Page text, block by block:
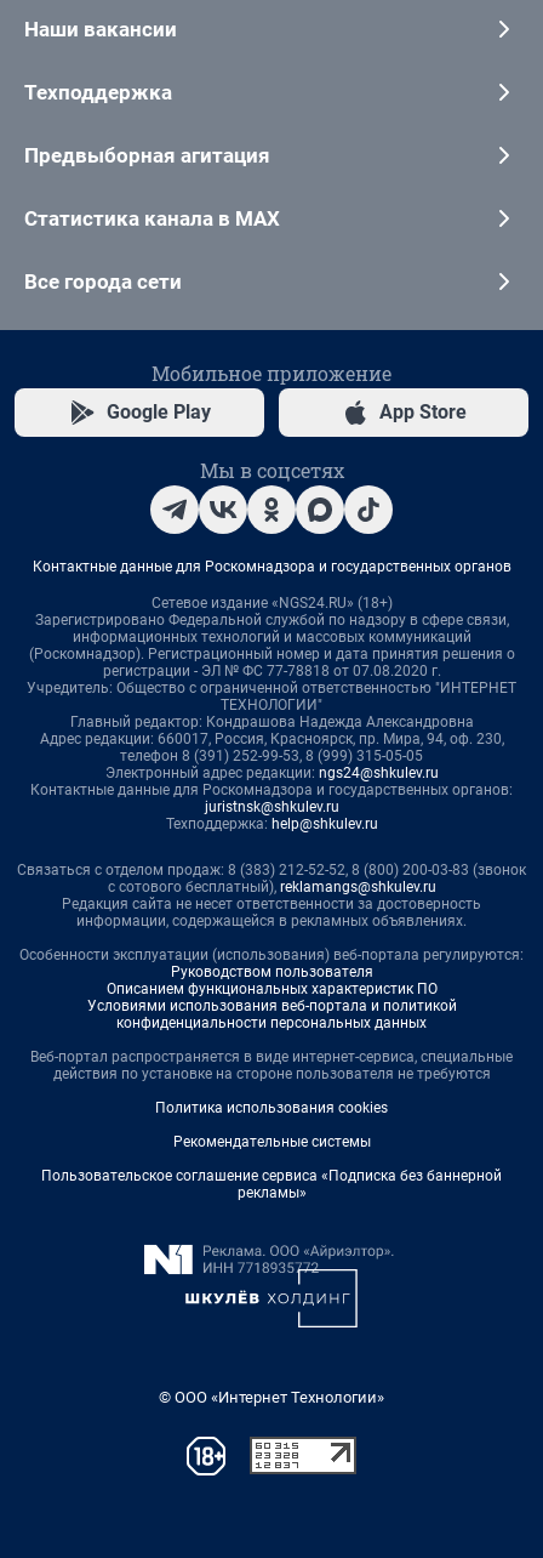
Наши вакансии
Техподдержка
Предвыборная агитация
Статистика канала в MAX
Все города сети
Мобильное приложение
Google Play App Store
Мы в соцсетях
Контактные данные для Роскомнадзора и государственных органов
Сетевое издание «NGS24.RU» (18+)
Зарегистрировано Федеральной службой по надзору в сфере связи,
информационных технологий и массовых коммуникаций
(Роскомнадзор). Регистрационный номер и дата принятия решения о
регистрации - ЭЛ № ФС 77-78818 от 07.08.2020 г.
Учредитель: Общество с ограниченной ответственностью "ИНТЕРНЕТ
ТЕХНОЛОГИИ"
Главный редактор: Кондрашова Надежда Александровна
Адрес редакции: 660017, Россия, Красноярск, пр. Мира, 94, оф. 230,
телефон 8 (391) 252-99-53, 8 (999) 315-05-05
Электронный адрес редакции: ngs24@shkulev.ru
Контактные данные для Роскомнадзора и государственных органов:
juristnsk@shkulev.ru
Техподдержка: help@shkulev.ru
Связаться с отделом продаж: 8 (383) 212-52-52, 8 (800) 200-03-83 (звонок
с сотового бесплатный), reklamangs@shkulev.ru
Редакция сайта не несет ответственности за достоверность
информации, содержащейся в рекламных объявлениях.
Особенности эксплуатации (использования) веб-портала регулируются:
Руководством пользователя
Описанием функциональных характеристик ПО
Условиями использования веб-портала и политикой
конфиденциальности персональных данных
Веб-портал распространяется в виде интернет-сервиса, специальные
действия по установке на стороне пользователя не требуются
Политика использования cookies
Рекомендательные системы
Пользовательское соглашение сервиса «Подписка без баннерной
рекламы»
© ООО «Интернет Технологии»